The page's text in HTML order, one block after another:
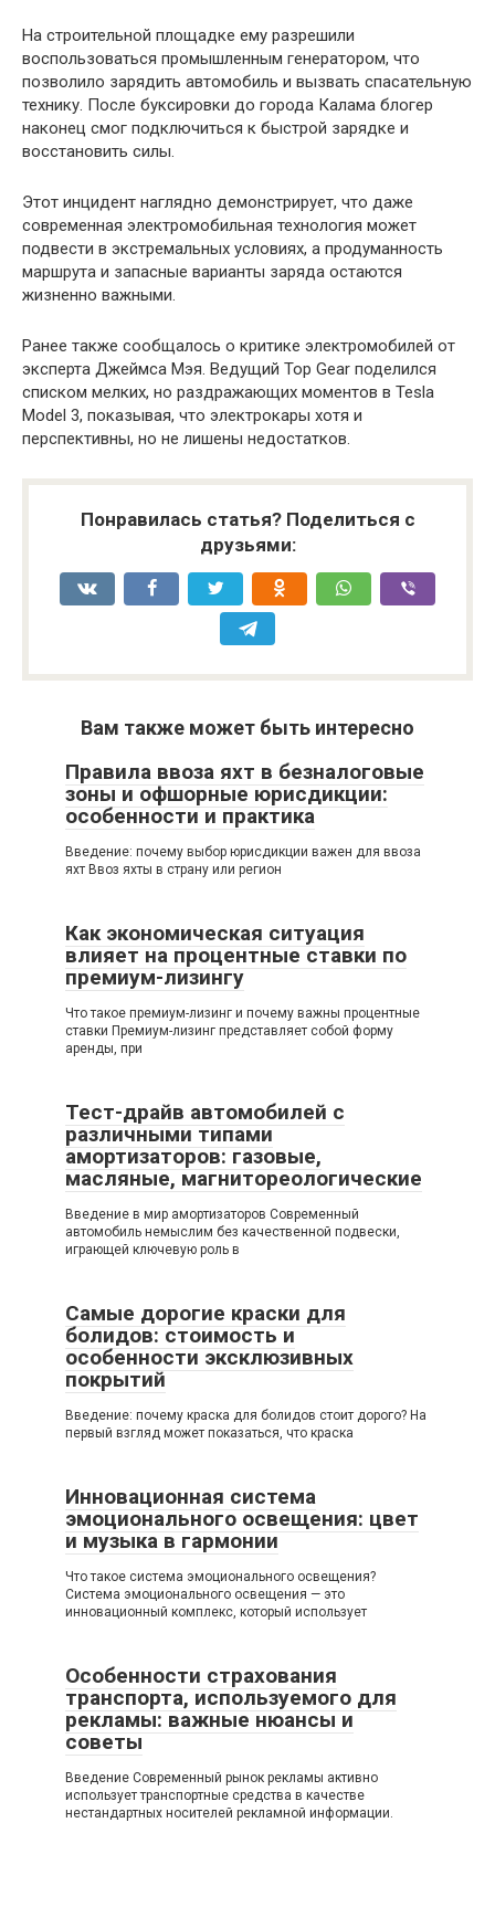
На строительной площадке ему разрешили
воспользоваться промышленным генератором, что
позволило зарядить автомобиль и вызвать спасательную
технику. После буксировки до города Калама блогер
наконец смог подключиться к быстрой зарядке и
восстановить силы.
Этот инцидент наглядно демонстрирует, что даже
современная электромобильная технология может
подвести в экстремальных условиях, а продуманность
маршрута и запасные варианты заряда остаются
жизненно важными.
Ранее также сообщалось о критике электромобилей от
эксперта Джеймса Мэя. Ведущий Top Gear поделился
списком мелких, но раздражающих моментов в Tesla
Model 3, показывая, что электрокары хотя и
перспективны, но не лишены недостатков.
Понравилась статья? Поделиться с
друзьями:
Вам также может быть интересно
Правила ввоза яхт в безналоговые
зоны и офшорные юрисдикции:
особенности и практика
Введение: почему выбор юрисдикции важен для ввоза
яхт Ввоз яхты в страну или регион
Как экономическая ситуация
влияет на процентные ставки по
премиум-лизингу
Что такое премиум-лизинг и почему важны процентные
ставки Премиум-лизинг представляет собой форму
аренды, при
Тест-драйв автомобилей с
различными типами
амортизаторов: газовые,
масляные, магнитореологические
Введение в мир амортизаторов Современный
автомобиль немыслим без качественной подвески,
играющей ключевую роль в
Самые дорогие краски для
болидов: стоимость и
особенности эксклюзивных
покрытий
Введение: почему краска для болидов стоит дорого? На
первый взгляд может показаться, что краска
Инновационная система
эмоционального освещения: цвет
и музыка в гармонии
Что такое система эмоционального освещения?
Система эмоционального освещения — это
инновационный комплекс, который использует
Особенности страхования
транспорта, используемого для
рекламы: важные нюансы и
советы
Введение Современный рынок рекламы активно
использует транспортные средства в качестве
нестандартных носителей рекламной информации.